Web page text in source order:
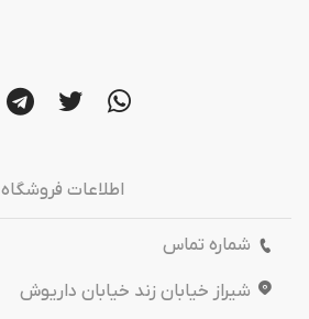
اطلاعات فروشگاه
شماره تماس
شیراز خیابان زند خیابان داریوش